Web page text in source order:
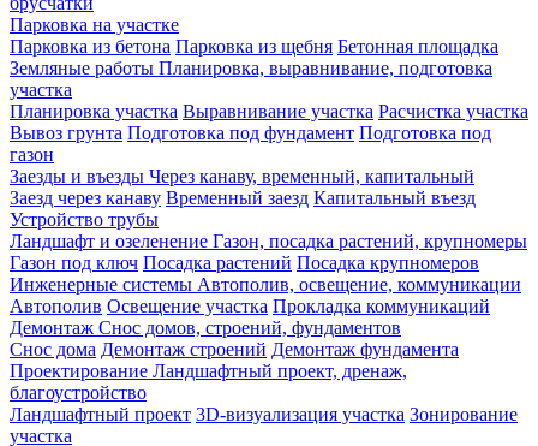
Парковка на участке
Парковка из бетона Парковка из щебня Бетонная площадка
Земляные работы Планировка, выравнивание, подготовка
участка
Планировка участка Выравнивание участка Расчистка участка
Вывоз грунта Подготовка под фундамент Подготовка под
газон
Заезды и въезды Через канаву, временный, капитальный
Заезд через канаву Временный заезд Капитальный въезд
Устройство трубы
Ландшафт и озеленение Газон, посадка растений, крупномеры
Газон под ключ Посадка растений Посадка крупномеров
Инженерные системы Автополив, освещение, коммуникации
Автополив Освещение участка Прокладка коммуникаций
Демонтаж Снос домов, строений, фундаментов
Снос дома Демонтаж строений Демонтаж фундамента
Проектирование Ландшафтный проект, дренаж,
благоустройство
Ландшафтный проект 3D-визуализация участка Зонирование
участка